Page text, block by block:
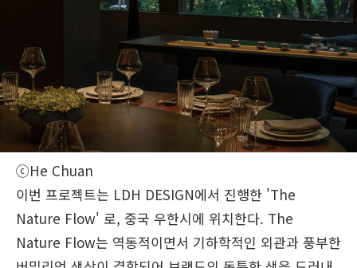
ⓒHe Chuan
이번 프로젝트는 LDH DESIGN에서 진행한 'The
Nature Flow' 로, 중국 우한시에 위치한다. The
Nature Flow는 역동적이면서 기하학적인 외관과 풍부한